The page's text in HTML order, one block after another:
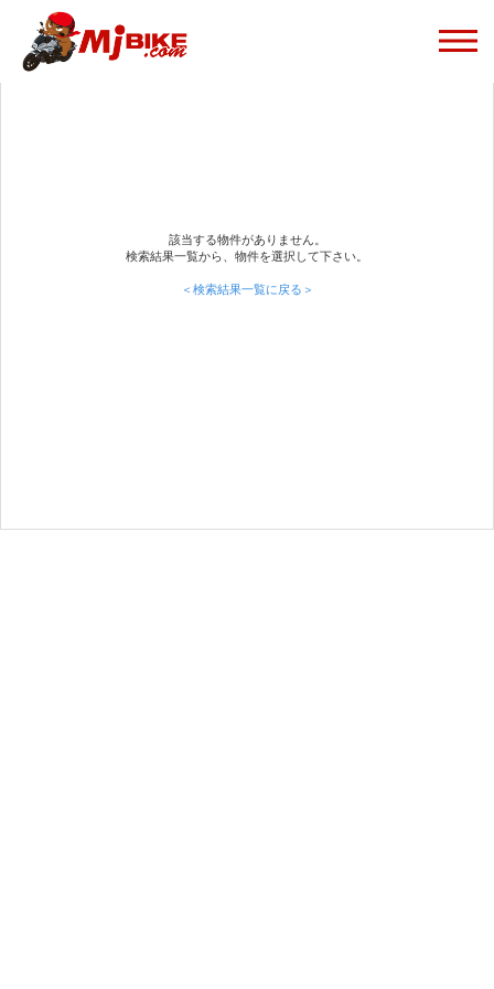
該当する物件がありません。
検索結果一覧から、物件を選択して下さい。
＜検索結果一覧に戻る＞